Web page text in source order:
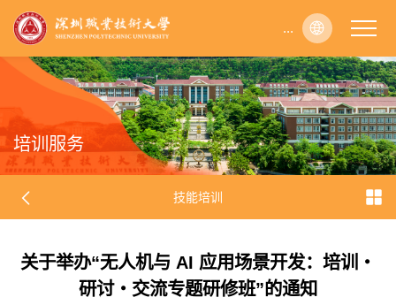
...
...
...
...
...
...
...
...
...
...
...
...
...
...
...
...
...
...
...
...
...
...
...
...
...
...
...
...
...
...
...
...
...
...
...
...
...
...
...
...
...
...
...
...
...
...
...
...
...
...
...
...
...
...
...
...
...
...
...
...
...
...
...
...
...
...
...
...
...
...
...
...
...
...
...
...
...
...
...
...
...
...
...
...
...
...
...
...
...
...
...
...
...
...
...
...
...
...
...
...
...
...
...
...
...
...
...
...
...
...
...
...
...
...
...
...
...
...
...
...
...
...
...
...
...
...
...
...
...
...
...
...
...
...
...
...
...
...
...
...
...
...
...
...
...
...
...
...
...
...
...
...
...
...
...
...
...
...
...
...
...
...
...
...
...
...
...
...
...
...
...
...
...
...
...
...
...
...
...
...
...
...
...
...
...
...
...
...
...
...
...
...
...
...
...
...
...
...
...
...
...
...
...
...
...
...
...
...
...
...
...
...
...
...
...
...
...
...
...
...
...
...
...
...
...
...
...
...
...
...
...
...
...
...
...
...
...
...
...
...
...
...
...
...
...
...
...
...
...
...
...
...
...
...
...
...
...
...
...
...
...
...
...
...
...
...
...
...
...
...
...
...
...